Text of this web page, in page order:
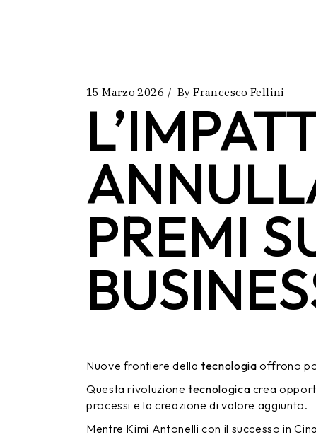
15 Marzo 2026 By Francesco Fellini
PREMI
Nuove frontiere dellatecnologia offrono
Questa rivoluzionetecnologica crea
processi e la creazione di valore aggiunto.
Mentre Kimi Antonelli con il successo in